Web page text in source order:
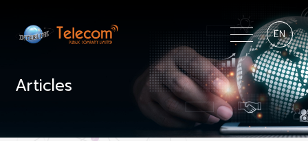
EN
Articles